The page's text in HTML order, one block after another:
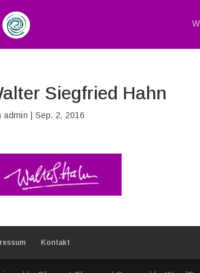
Siegfried Hahn
admin |Sep. 2, 2016
Kontakt